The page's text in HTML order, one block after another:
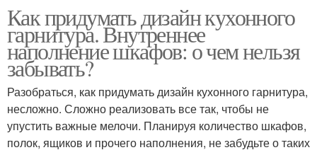
Как придумать дизайн кухонного
гарнитура. Внутреннее
наполнение шкафов: о чем нельзя
забывать?
Разобраться, как придумать дизайн кухонного гарнитура,
несложно. Сложно реализовать все так, чтобы не
упустить важные мелочи. Планируя количество шкафов,
полок, ящиков и прочего наполнения, не забудьте о таких